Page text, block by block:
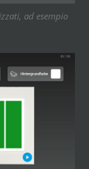
ad esempio